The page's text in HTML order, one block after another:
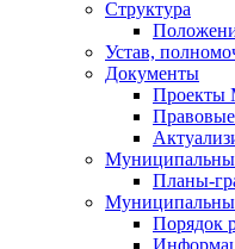
Структура
Устав,
Документы
Планы-
Порядок